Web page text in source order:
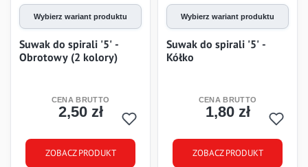
Wybierz wariant produktu
Suwak do spirali '5' -
Obrotowy (2 kolory)
Cena
2,50 zł
ZOBACZ PRODUKT
Wybierz wariant produktu
Suwak do spirali '5' -
Kółko
Cena
1,80 zł
ZOBACZ PRODUKT